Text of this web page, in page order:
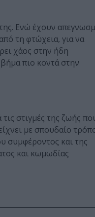
Ενώ έχουν
τη φτώχεια, για να
χάος στην ήδη
πιο κοντά στην
στιγμές της ζωής
με σπουδαίο
συμφέροντος και της
και κωμωδίας